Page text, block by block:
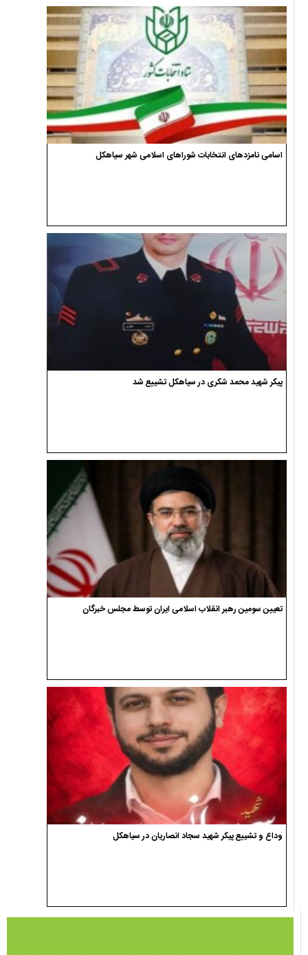
اسامی نامزدهای انتخابات شوراهای اسلامی شهر سیاهکل
پیکر شهید محمد شکری در سیاهکل تشییع شد
تعیین سومین رهبر انقلاب اسلامی ایران توسط مجلس خبرگان
وداع و تشییع پیکر شهید سجاد انصاریان در سیاهکل